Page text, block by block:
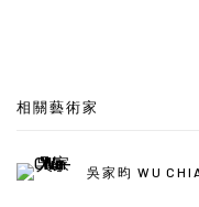
相關藝術家
吳家昀 WU